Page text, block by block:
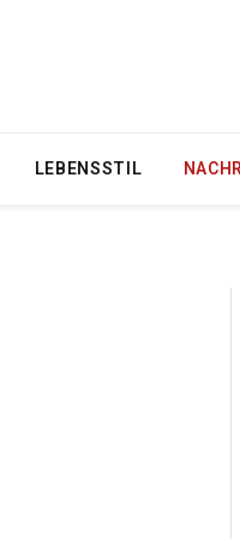
LEBENSSTIL